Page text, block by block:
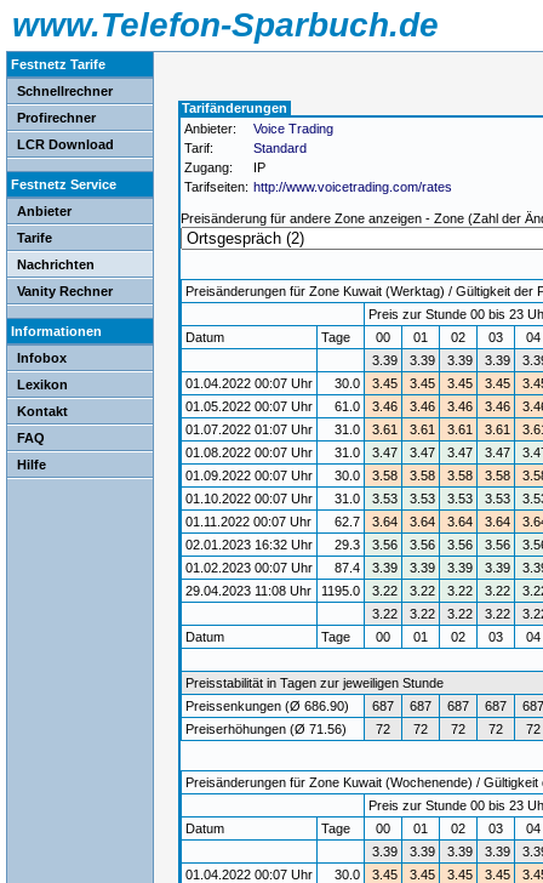
www.Telefon-Sparbuch.de
Festnetz Tarife
Schnellrechner
Profirechner
LCR Download
Festnetz Service
Anbieter
Tarife
Nachrichten
Vanity Rechner
Informationen
Infobox
Lexikon
Kontakt
FAQ
Hilfe
Tarifänderungen
Anbieter:
Voice Trading
Tarif:
Standard
Zugang:
IP
Tarifseiten: http://www.voicetrading.com/rates
Preisänderung für andere Zone anzeigen - Zone (Zahl der
Preisänderungen für Zone Kuwait (Werktag) / Gültigkeit der
Preis zur Stunde 00 bis 23
Datum
Tage 00 01 02 03
3.39
3.39 3.39 3.39
01.04.2022 00:07 Uhr
30.0 3.45 3.45 3.45 3.45
01.05.2022 00:07 Uhr
61.0 3.46 3.46 3.46 3.46
01.07.2022 01:07 Uhr
31.0 3.61 3.61 3.61 3.61
01.08.2022 00:07 Uhr
31.0 3.47 3.47 3.47 3.47
01.09.2022 00:07 Uhr
30.0 3.58 3.58 3.58 3.58
01.10.2022 00:07 Uhr
31.0 3.53 3.53 3.53 3.53
01.11.2022 00:07 Uhr
62.7 3.64 3.64 3.64 3.64
02.01.2023 16:32 Uhr
29.3 3.56 3.56 3.56 3.56
01.02.2023 00:07 Uhr
87.4 3.39 3.39 3.39 3.39
29.04.2023 11:08 Uhr
1195.0 3.22 3.22 3.22 3.22
3.22
3.22 3.22 3.22
Datum
Tage 00 01 02 03 04
Preisstabilität in Tagen zur jeweiligen Stunde
Preissenkungen (Ø 686.90)
687 687 687 687
687
Preiserhöhungen (Ø 71.56)
72 72 72 72 72
Preisänderungen für Zone Kuwait (Wochenende) / Gültigkeit
Preis zur Stunde 00 bis 23
Datum
Tage 00 01 02 03
3.39
3.39 3.39 3.39
01.04.2022 00:07 Uhr
30.0 3.45 3.45 3.45 3.45